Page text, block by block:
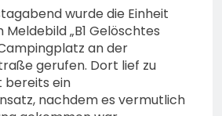
wurde die Einheit
„B1 Gelöschtes
an der
gerufen. Dort lief zu
bereits ein
nachdem es vermutlich